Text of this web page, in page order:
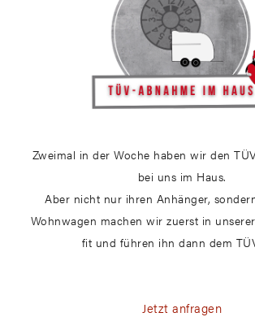
Zweimal in der Woche haben wir den
bei uns im Haus.
Aber nicht nur ihren Anhänger,
Wohnwagen machen wir zuerst in
fit und führen ihn dann dem
Jetzt anfragen